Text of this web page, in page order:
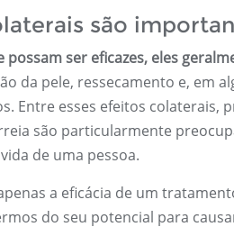
são
ser eficazes, eles
da pele, ressecamento e, em
Entre esses efeitos colaterais,
são particularmente
de uma pessoa.
a eficácia de um
do seu potencial para